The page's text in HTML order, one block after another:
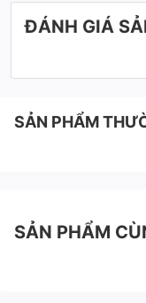
ĐÁNH GIÁ
SẢN PHẨM
SẢN PHẨM